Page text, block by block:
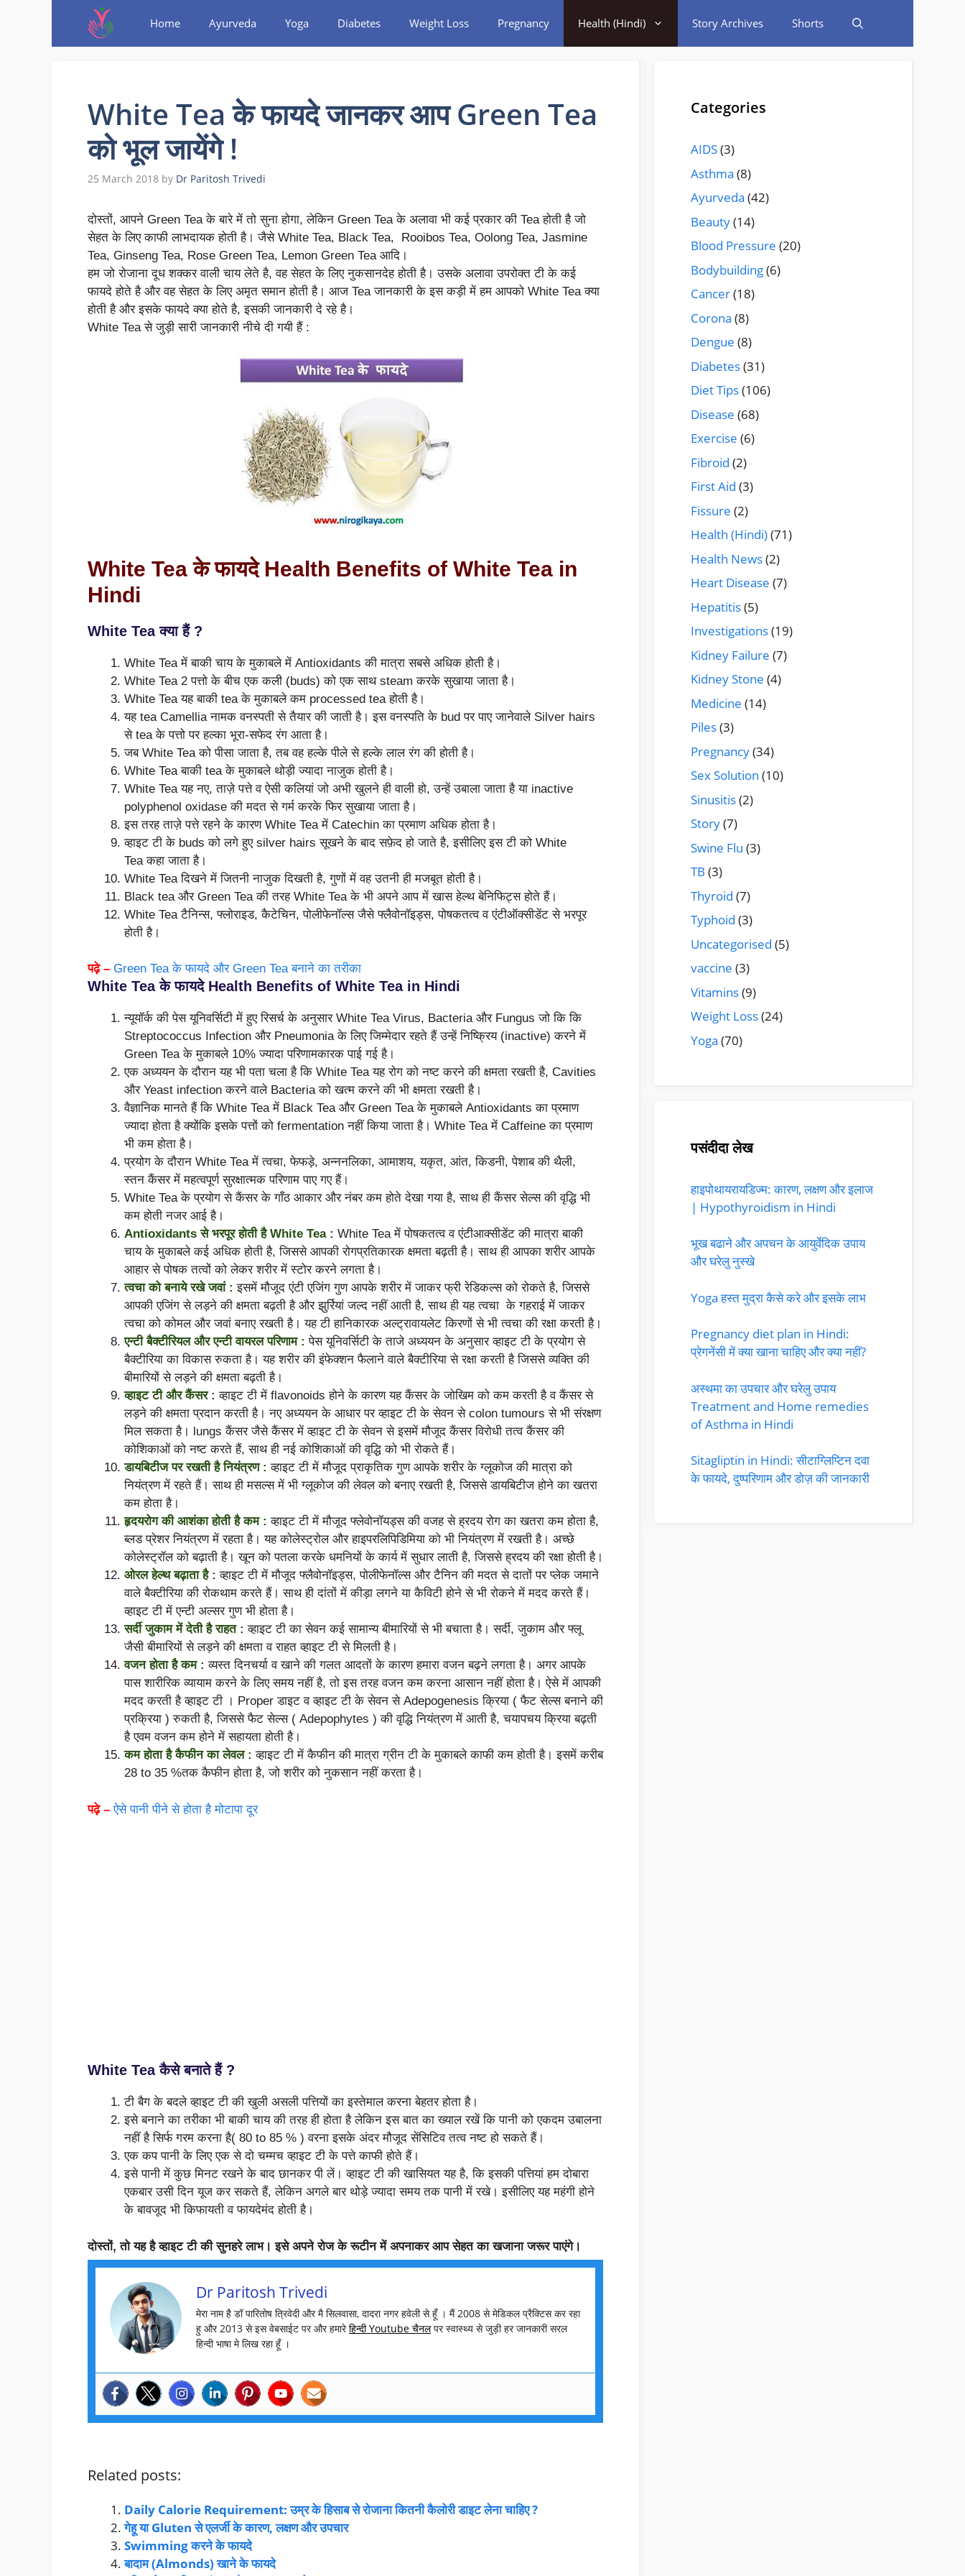
Home Ayurveda Yoga Diabetes Weight Loss Pregnancy Health (Hindi) Story Archives Shorts
White Tea के फायदे जानकर आप Green Tea
को भूल जायेंगे !
25 March 2018 by Dr Paritosh Trivedi
दोस्तों, आपने Green Tea के बारे में तो सुना होगा, लेकिन Green Tea के अलावा भी कई प्रकार की Tea होती है जो
सेहत के लिए काफी लाभदायक होती है। जैसे White Tea, Black Tea, Rooibos Tea, Oolong Tea, Jasmine
Tea, Ginseng Tea, Rose Green Tea, Lemon Green Tea आदि।
हम जो रोजाना दूध शक्कर वाली चाय लेते है, वह सेहत के लिए नुकसानदेह होती है। उसके अलावा उपरोक्त टी के कई
फायदे होते है और वह सेहत के लिए अमृत समान होती है। आज Tea जानकारी के इस कड़ी में हम आपको White Tea क्या
होती है और इसके फायदे क्या होते है, इसकी जानकारी दे रहे है।
White Tea से जुड़ी सारी जानकारी नीचे दी गयी हैं :
White Tea के फायदे Health Benefits of White Tea in
Hindi
White Tea क्या हैं ?
White Tea में बाकी चाय के मुकाबले में Antioxidants की मात्रा सबसे अधिक होती है।
White Tea 2 पत्तो के बीच एक कली (buds) को एक साथ steam करके सुखाया जाता है।
White Tea यह बाकी tea के मुकाबले कम processed tea होती है।
यह tea Camellia नामक वनस्पती से तैयार की जाती है। इस वनस्पति के bud पर पाए जानेवाले Silver hairs
से tea के पत्तो पर हल्का भूरा-सफेद रंग आता है।
जब White Tea को पीसा जाता है, तब वह हल्के पीले से हल्के लाल रंग की होती है।
White Tea बाकी tea के मुकाबले थोड़ी ज्यादा नाजुक होती है।
White Tea यह नए, ताज़े पत्ते व ऐसी कलियां जो अभी खुलने ही वाली हो, उन्हें उबाला जाता है या inactive
polyphenol oxidase की मदत से गर्म करके फिर सुखाया जाता है।
इस तरह ताज़े पत्ते रहने के कारण White Tea में Catechin का प्रमाण अधिक होता है।
व्हाइट टी के buds को लगे हुए silver hairs सूखने के बाद सफ़ेद हो जाते है, इसीलिए इस टी को White
Tea कहा जाता है।
White Tea दिखने में जितनी नाजुक दिखती है, गुणों में वह उतनी ही मजबूत होती है।
Black tea और Green Tea की तरह White Tea के भी अपने आप में खास हेल्थ बेनिफिट्स होते हैं।
White Tea टैनिन्स, फ्लोराइड, कैटेचिन, पोलीफेनॉल्स जैसे फ्लैवोनॉइड्स, पोषकतत्व व एंटीऑक्सीडेंट से भरपूर
होती है।
पढ़े – Green Tea के फायदे और Green Tea बनाने का तरीका
White Tea के फायदे Health Benefits of White Tea in Hindi
न्यूयॉर्क की पेस यूनिवर्सिटी में हुए रिसर्च के अनुसार White Tea Virus, Bacteria और Fungus जो कि कि
Streptococcus Infection और Pneumonia के लिए जिम्मेदार रहते हैं उन्हें निष्क्रिय (inactive) करने में
Green Tea के मुकाबले 10% ज्यादा परिणामकारक पाई गई है।
एक अध्ययन के दौरान यह भी पता चला है कि White Tea यह रोग को नष्ट करने की क्षमता रखती है, Cavities
और Yeast infection करने वाले Bacteria को खत्म करने की भी क्षमता रखती है।
वैज्ञानिक मानते हैं कि White Tea में Black Tea और Green Tea के मुकाबले Antioxidants का प्रमाण
ज्यादा होता है क्योंकि इसके पत्तों को fermentation नहीं किया जाता है। White Tea में Caffeine का प्रमाण
भी कम होता है।
प्रयोग के दौरान White Tea में त्वचा, फेफड़े, अन्ननलिका, आमाशय, यकृत, आंत, किडनी, पेशाब की थैली,
स्तन कैंसर में महत्वपूर्ण सुरक्षात्मक परिणाम पाए गए हैं।
White Tea के प्रयोग से कैंसर के गाँठ आकार और नंबर कम होते देखा गया है, साथ ही कैंसर सेल्स की वृद्धि भी
कम होती नजर आई है।
Antioxidants से भरपूर होती है White Tea : White Tea में पोषकतत्व व एंटीआक्सीडेंट की मात्रा बाकी
चाय के मुकाबले कई अधिक होती है, जिससे आपकी रोगप्रतिकारक क्षमता बढ़ती है। साथ ही आपका शरीर आपके
आहार से पोषक तत्वों को लेकर शरीर में स्टोर करने लगता है।
त्वचा को बनाये रखे जवां : इसमें मौजूद एंटी एजिंग गुण आपके शरीर में जाकर फ्री रेडिकल्स को रोकते है, जिससे
आपकी एजिंग से लड़ने की क्षमता बढ़ती है और झुर्रियां जल्द नहीं आती है, साथ ही यह त्वचा के गहराई में जाकर
त्वचा को कोमल और जवां बनाए रखती है। यह टी हानिकारक अल्ट्रावायलेट किरणों से भी त्वचा की रक्षा करती है।
एन्टी बैक्टीरियल और एन्टी वायरल परिणाम : पेस यूनिवर्सिटी के ताजे अध्ययन के अनुसार व्हाइट टी के प्रयोग से
बैक्टीरिया का विकास रुकता है। यह शरीर की इंफेक्शन फैलाने वाले बैक्टीरिया से रक्षा करती है जिससे व्यक्ति की
बीमारियों से लड़ने की क्षमता बढ़ती है।
व्हाइट टी और कैंसर : व्हाइट टी में flavonoids होने के कारण यह कैंसर के जोखिम को कम करती है व कैंसर से
लड़ने की क्षमता प्रदान करती है। नए अध्ययन के आधार पर व्हाइट टी के सेवन से colon tumours से भी संरक्षण
मिल सकता है। lungs कैंसर जैसे कैंसर में व्हाइट टी के सेवन से इसमें मौजूद कैंसर विरोधी तत्व कैंसर की
कोशिकाओं को नष्ट करते हैं, साथ ही नई कोशिकाओं की वृद्धि को भी रोकते हैं।
डायबिटीज पर रखती है नियंत्रण : व्हाइट टी में मौजूद प्राकृतिक गुण आपके शरीर के ग्लूकोज की मात्रा को
नियंत्रण में रहते हैं। साथ ही मसल्स में भी ग्लूकोज की लेवल को बनाए रखती है, जिससे डायबिटीज होने का खतरा
कम होता है।
हृदयरोग की आशंका होती है कम : व्हाइट टी में मौजूद फ्लेवोनॉयड्स की वजह से ह्रदय रोग का खतरा कम होता है,
ब्लड प्रेशर नियंत्रण में रहता है। यह कोलेस्ट्रोल और हाइपरलिपिडिमिया को भी नियंत्रण में रखती है। अच्छे
कोलेस्ट्रॉल को बढ़ाती है। खून को पतला करके धमनियों के कार्य में सुधार लाती है, जिससे ह्रदय की रक्षा होती है।
ओरल हेल्थ बढ़ाता है : व्हाइट टी में मौजूद फ्लैवोनॉइड्स, पोलीफेनॉल्स और टैनिन की मदत से दातों पर प्लेक जमाने
वाले बैक्टीरिया की रोकथाम करते हैं। साथ ही दांतों में कीड़ा लगने या कैविटी होने से भी रोकने में मदद करते हैं।
व्हाइट टी में एन्टी अल्सर गुण भी होता है।
सर्दी जुकाम में देती है राहत : व्हाइट टी का सेवन कई सामान्य बीमारियों से भी बचाता है। सर्दी, जुकाम और फ्लू
जैसी बीमारियों से लड़ने की क्षमता व राहत व्हाइट टी से मिलती है।
वजन होता है कम : व्यस्त दिनचर्या व खाने की गलत आदतों के कारण हमारा वजन बढ़ने लगता है। अगर आपके
पास शारीरिक व्यायाम करने के लिए समय नहीं है, तो इस तरह वजन कम करना आसान नहीं होता है। ऐसे में आपकी
मदद करती है व्हाइट टी । Proper डाइट व व्हाइट टी के सेवन से Adepogenesis क्रिया ( फैट सेल्स बनाने की
प्रक्रिया ) रुकती है, जिससे फैट सेल्स ( Adepophytes ) की वृद्धि नियंत्रण में आती है, चयापचय क्रिया बढ़ती
है एवम वजन कम होने में सहायता होती है।
कम होता है कैफीन का लेवल : व्हाइट टी में कैफीन की मात्रा ग्रीन टी के मुकाबले काफी कम होती है। इसमें करीब
28 to 35 %तक कैफीन होता है, जो शरीर को नुकसान नहीं करता है।
पढ़े – ऐसे पानी पीने से होता है मोटापा दूर
White Tea कैसे बनाते हैं ?
टी बैग के बदले व्हाइट टी की खुली असली पत्तियों का इस्तेमाल करना बेहतर होता है।
इसे बनाने का तरीका भी बाकी चाय की तरह ही होता है लेकिन इस बात का ख्याल रखें कि पानी को एकदम उबालना
नहीं है सिर्फ गरम करना है( 80 to 85 % ) वरना इसके अंदर मौजूद सेंसिटिव तत्व नष्ट हो सकते हैं।
एक कप पानी के लिए एक से दो चम्मच व्हाइट टी के पत्ते काफी होते हैं।
इसे पानी में कुछ मिनट रखने के बाद छानकर पी लें। व्हाइट टी की खासियत यह है, कि इसकी पत्तियां हम दोबारा
एकबार उसी दिन यूज कर सकते हैं, लेकिन अगले बार थोड़े ज्यादा समय तक पानी में रखे। इसीलिए यह महंगी होने
के बावजूद भी किफायती व फायदेमंद होती है।
दोस्तों, तो यह है व्हाइट टी की सुनहरे लाभ। इसे अपने रोज के रूटीन में अपनाकर आप सेहत का खजाना जरूर पाएंगे।
Dr Paritosh Trivedi
मेरा नाम है डॉ पारितोष त्रिवेदी और मै सिलवासा, दादरा नगर हवेली से हूँ । मैं 2008 से मेडिकल प्रैक्टिस कर रहा
हु और 2013 से इस वेबसाईट पर और हमारेहिन्दी Youtube चैनलपर स्वास्थ्य से जुड़ी हर जानकारी सरल
हिन्दी भाषा मे लिख रहा हूँ ।
Related posts:
Daily Calorie Requirement: उम्र के हिसाब से रोजाना कितनी कैलोरी डाइट लेना चाहिए ?
गेहू या Gluten से एलर्जी के कारण, लक्षण और उपचार
Swimming करने के फायदे
बादाम (Almonds) खाने के फायदे
Categories
AIDS(3)
Asthma (8)
Ayurveda (42)
Beauty(14)
Blood Pressure (20)
Bodybuilding(6)
Cancer(18)
Corona (8)
Dengue (8)
Diabetes(31)
Diet Tips(106)
Disease (68)
Exercise (6)
Fibroid (2)
First Aid (3)
Fissure (2)
Health (Hindi)(71)
Health News(2)
Heart Disease (7)
Hepatitis(5)
Investigations(19)
Kidney Failure (7)
Kidney Stone (4)
Medicine (14)
Piles(3)
Pregnancy(34)
Sex Solution (10)
Sinusitis(2)
Story(7)
Swine Flu (3)
TB (3)
Thyroid (7)
Typhoid (3)
Uncategorised (5)
vaccine (3)
Vitamins(9)
Weight Loss(24)
Yoga (70)
पसंदीदा लेख
हाइपोथायरायडिज्म: कारण, लक्षण और इलाज
| Hypothyroidism in Hindi
भूख बढाने और अपचन के आयुर्वेदिक उपाय
और घरेलु नुस्खे
Yoga हस्त मुद्रा कैसे करे और इसके लाभ
Pregnancy diet plan in Hindi:
प्रेगनेंसी में क्या खाना चाहिए और क्या नहीं?
अस्थमा का उपचार और घरेलु उपाय
Treatment and Home remedies
of Asthma in Hindi
Sitagliptin in Hindi: सीटाग्लिप्टिन दवा
के फायदे, दुष्परिणाम और डोज़ की जानकारी